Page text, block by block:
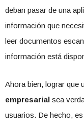
deban pasar de una
información que
leer documentos
información está
Ahora bien, lograr que
empresarial sea
usuarios. De hecho,